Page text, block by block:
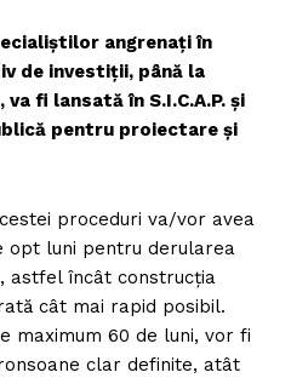
angrenați în
de investiții, până la
fi lansată în S.I.C.A.P. și
pentru proiectare și
proceduri va/vor avea
opt luni pentru derularea
astfel încât construcția
cât mai rapid posibil.
maximum 60 de luni, vor fi
clar definite, atât